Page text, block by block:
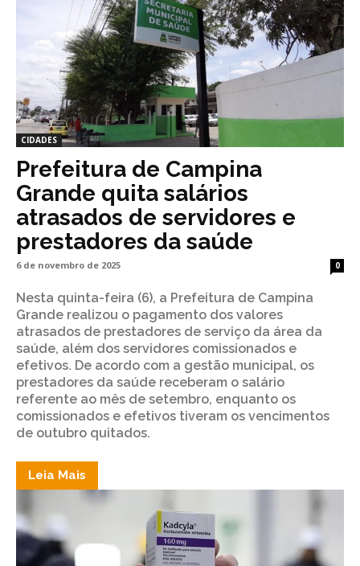
CIDADES
Prefeitura de Campina
Grande quita salários
atrasados de servidores e
prestadores da saúde
6 de novembro de 2025 0
Nesta quinta-feira (6), a Prefeitura de Campina
Grande realizou o pagamento dos valores
atrasados de prestadores de serviço da área da
saúde, além dos servidores comissionados e
efetivos. De acordo com a gestão municipal, os
prestadores da saúde receberam o salário
referente ao mês de setembro, enquanto os
comissionados e efetivos tiveram os vencimentos
de outubro quitados.
Leia Mais